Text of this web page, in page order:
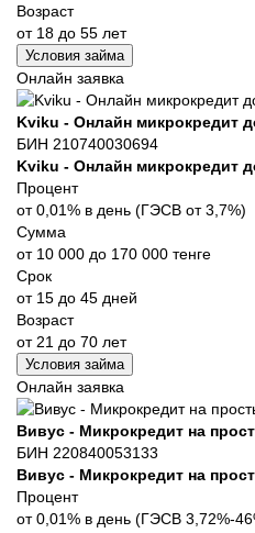
Возраст
от 18 до 55 лет
Условия займа
Онлайн заявка
Kviku - Онлайн микрокредит
БИН 210740030694
Kviku - Онлайн микрокредит
Процент
от 0,01% в день (ГЭСВ от 3,7%)
Сумма
от 10 000 до 170 000 тенге
Срок
от 15 до 45 дней
Возраст
от 21 до 70 лет
Условия займа
Онлайн заявка
Вивус - Микрокредит на
БИН 220840053133
Вивус - Микрокредит на
Процент
от 0,01% в день (ГЭСВ 3,72%-